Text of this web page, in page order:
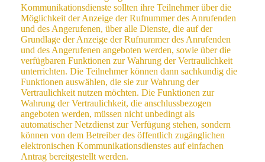
Kommunikationsdienste sollten ihre Teilnehmer über die
Möglichkeit der Anzeige der Rufnummer des Anrufenden
und des Angerufenen, über alle Dienste, die auf der
Grundlage der Anzeige der Rufnummer des Anrufenden
und des Angerufenen angeboten werden, sowie über die
verfügbaren Funktionen zur Wahrung der Vertraulichkeit
unterrichten. Die Teilnehmer können dann sachkundig die
Funktionen auswählen, die sie zur Wahrung der
Vertraulichkeit nutzen möchten. Die Funktionen zur
Wahrung der Vertraulichkeit, die anschlussbezogen
angeboten werden, müssen nicht unbedingt als
automatischer Netzdienst zur Verfügung stehen, sondern
können von dem Betreiber des öffentlich zugänglichen
elektronischen Kommunikationsdienstes auf einfachen
Antrag bereitgestellt werden.